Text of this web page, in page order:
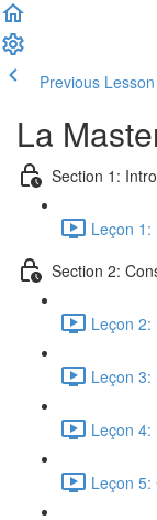
Previous Lesson
La
Section 1:
Leçon 1:
Section 2:
Leçon
Leçon 3:
Leçon
Leçon 5: